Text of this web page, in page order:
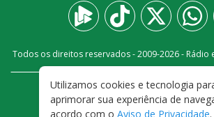
Todos os direitos reservados - 2009-2026- Rádio
FALE CONOSCO
TERMOS E CONDIÇÕES DE USO
Utilizamos cookies e tecnologia
aprimorar sua experiência de
acordo com o Aviso de Privacidade.